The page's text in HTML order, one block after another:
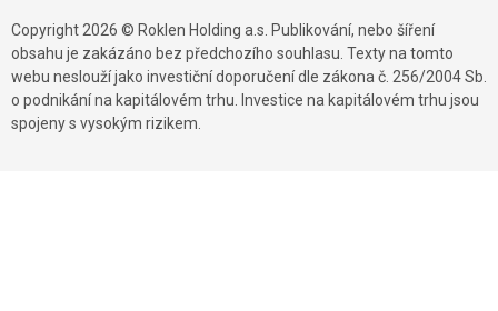
Copyright 2026 © Roklen Holding a.s. Publikování, nebo šíření
obsahu je zakázáno bez předchozího souhlasu. Texty na tomto
webu neslouží jako investiční doporučení dle zákona č. 256/2004 Sb.
o podnikání na kapitálovém trhu. Investice na kapitálovém trhu jsou
spojeny s vysokým rizikem.